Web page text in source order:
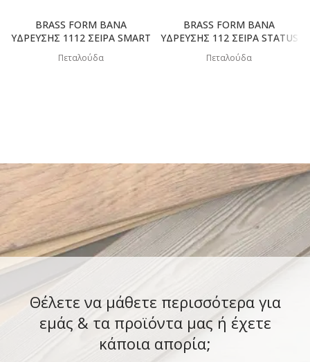
BRASS FORM ΒΑΝΑ
ΥΔΡΕΥΣΗΣ 1112 ΣΕΙΡΑ SMART
Πεταλούδα
BRASS FORM ΒΑΝΑ
ΥΔΡΕΥΣΗΣ 112 ΣΕΙΡΑ STATUS
Πεταλούδα
Θέλετε να μάθετε περισσότερα για
εμάς & τα προϊόντα μας ή έχετε
κάποια απορία;